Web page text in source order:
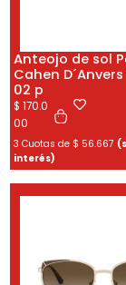
Anteojo de sol
Cahen
02 p
$ 170.0
00
3 Cuotas de $ 56.667
interés)